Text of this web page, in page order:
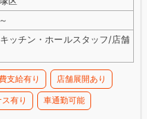
ッチン・ホールスタッフ/店舗
支給有り 店舗展開あり
有り 車通勤可能